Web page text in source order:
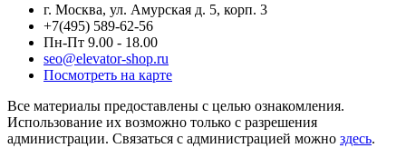
г. Москва, ул. Амурская д. 5, корп. 3
+7(495) 589-62-56
Пн-Пт 9.00 - 18.00
seo@elevator-shop.ru
Посмотреть на карте
Все материалы предоставлены с целью ознакомления.
Использование их возможно только с разрешения
администрации. Связаться с администрацией можно здесь.